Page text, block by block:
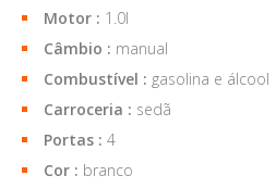
Motor : 1.0l
Câmbio : manual
Combustível : gasolina e álcool
Carroceria : sedã
Portas : 4
Cor : branco